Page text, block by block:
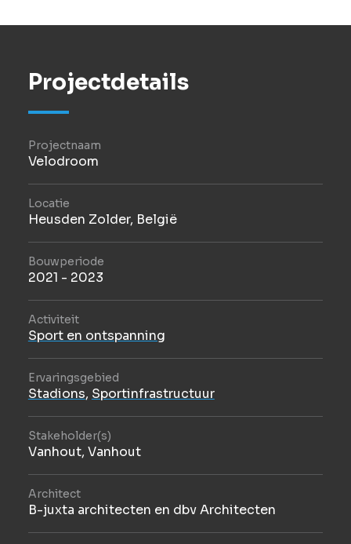
Projectdetails
Projectnaam
Velodroom
Locatie
Heusden Zolder, België
Bouwperiode
2021 - 2023
Activiteit
Sport en ontspanning
Ervaringsgebied
Stadions, Sportinfrastructuur
Stakeholder(s)
Vanhout, Vanhout
Architect
B-juxta architecten en dbv Architecten